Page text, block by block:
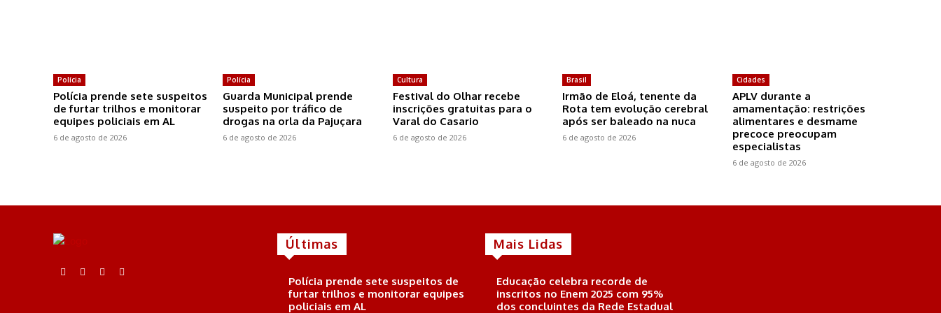
Polícia
Polícia prende sete suspeitos
de furtar trilhos e monitorar
equipes policiais em AL
6 de agosto de 2026
Polícia
Guarda Municipal prende
suspeito por tráfico de
drogas na orla da Pajuçara
6 de agosto de 2026
Cultura
Festival do Olhar recebe
inscrições gratuitas para o
Varal do Casario
6 de agosto de 2026
Brasil
Irmão de Eloá, tenente da
Rota tem evolução cerebral
após ser baleado na nuca
6 de agosto de 2026
Cidades
APLV durante a
amamentação: restrições
alimentares e desmame
precoce preocupam
especialistas
6 de agosto de 2026
Últimas
Polícia prende sete suspeitos de
furtar trilhos e monitorar equipes
policiais em AL
Mais Lidas
Educação celebra recorde de
inscritos no Enem 2025 com 95%
dos concluintes da Rede Estadual